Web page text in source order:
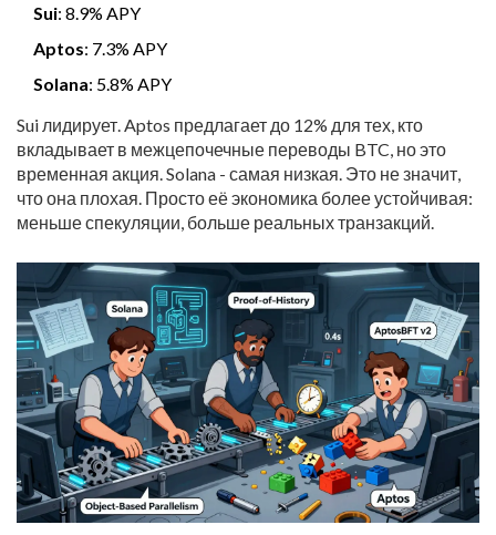
Sui: 8.9% APY
Aptos: 7.3% APY
Solana: 5.8% APY
Sui лидирует. Aptos предлагает до 12% для тех, кто
вкладывает в межцепочечные переводы BTC, но это
временная акция. Solana - самая низкая. Это не значит,
что она плохая. Просто её экономика более устойчивая:
меньше спекуляции, больше реальных транзакций.